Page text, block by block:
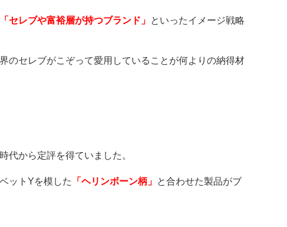
「セレブや富裕層が持つブランド」 といったイメージ戦略
のセレブがこぞって愛用していることが何よりの納得材
代から定評を得ていました。
ットYを模した 「ヘリンボーン柄」 と合わせた製品がブ